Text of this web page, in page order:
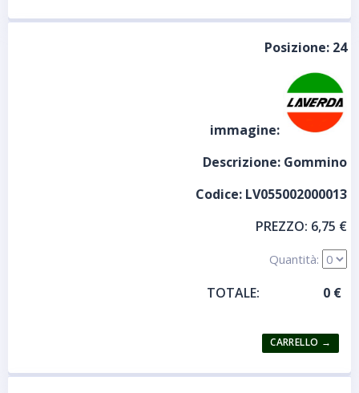
Posizione: 24
immagine:
Descrizione: Gommino
Codice: LV055002000013
PREZZO: 6,75 €
Quantità:
TOTALE: